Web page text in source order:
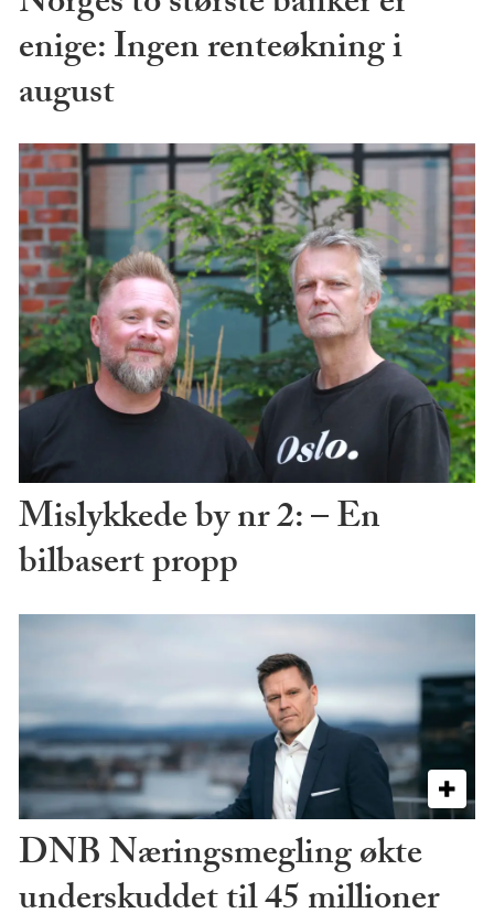
enige: Ingen renteøkning i
august
Mislykkede by nr 2: – En
bilbasert propp
DNB Næringsmegling økte
underskuddet til 45 millioner